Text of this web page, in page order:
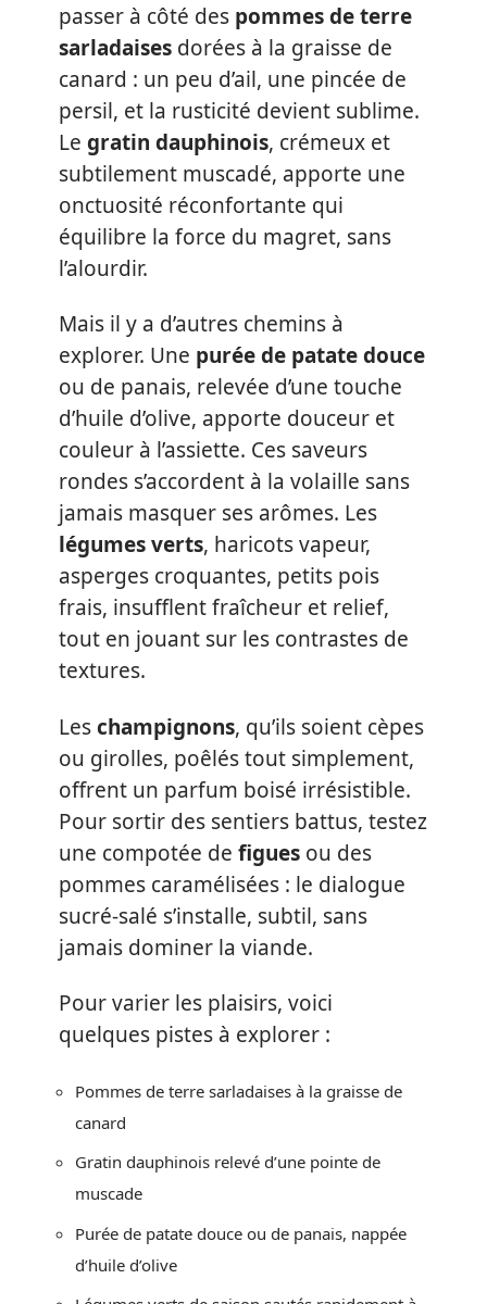
passer à côté des pommes de terre
sarladaises dorées à la graisse de
canard : un peu d’ail, une pincée de
persil, et la rusticité devient sublime.
Le gratin dauphinois, crémeux et
subtilement muscadé, apporte une
onctuosité réconfortante qui
équilibre la force du magret, sans
l’alourdir.
Mais il y a d’autres chemins à
explorer. Une purée de patate douce
ou de panais, relevée d’une touche
d’huile d’olive, apporte douceur et
couleur à l’assiette. Ces saveurs
rondes s’accordent à la volaille sans
jamais masquer ses arômes. Les
légumes verts, haricots vapeur,
asperges croquantes, petits pois
frais, insufflent fraîcheur et relief,
tout en jouant sur les contrastes de
textures.
Leschampignons, qu’ils soient cèpes
ou girolles, poêlés tout simplement,
offrent un parfum boisé irrésistible.
Pour sortir des sentiers battus, testez
une compotée de figues ou des
pommes caramélisées : le dialogue
sucré-salé s’installe, subtil, sans
jamais dominer la viande.
Pour varier les plaisirs, voici
quelques pistes à explorer :
Pommes de terre sarladaises à la graisse de
canard
Gratin dauphinois relevé d’une pointe de
muscade
Purée de patate douce ou de panais, nappée
d’huile d’olive